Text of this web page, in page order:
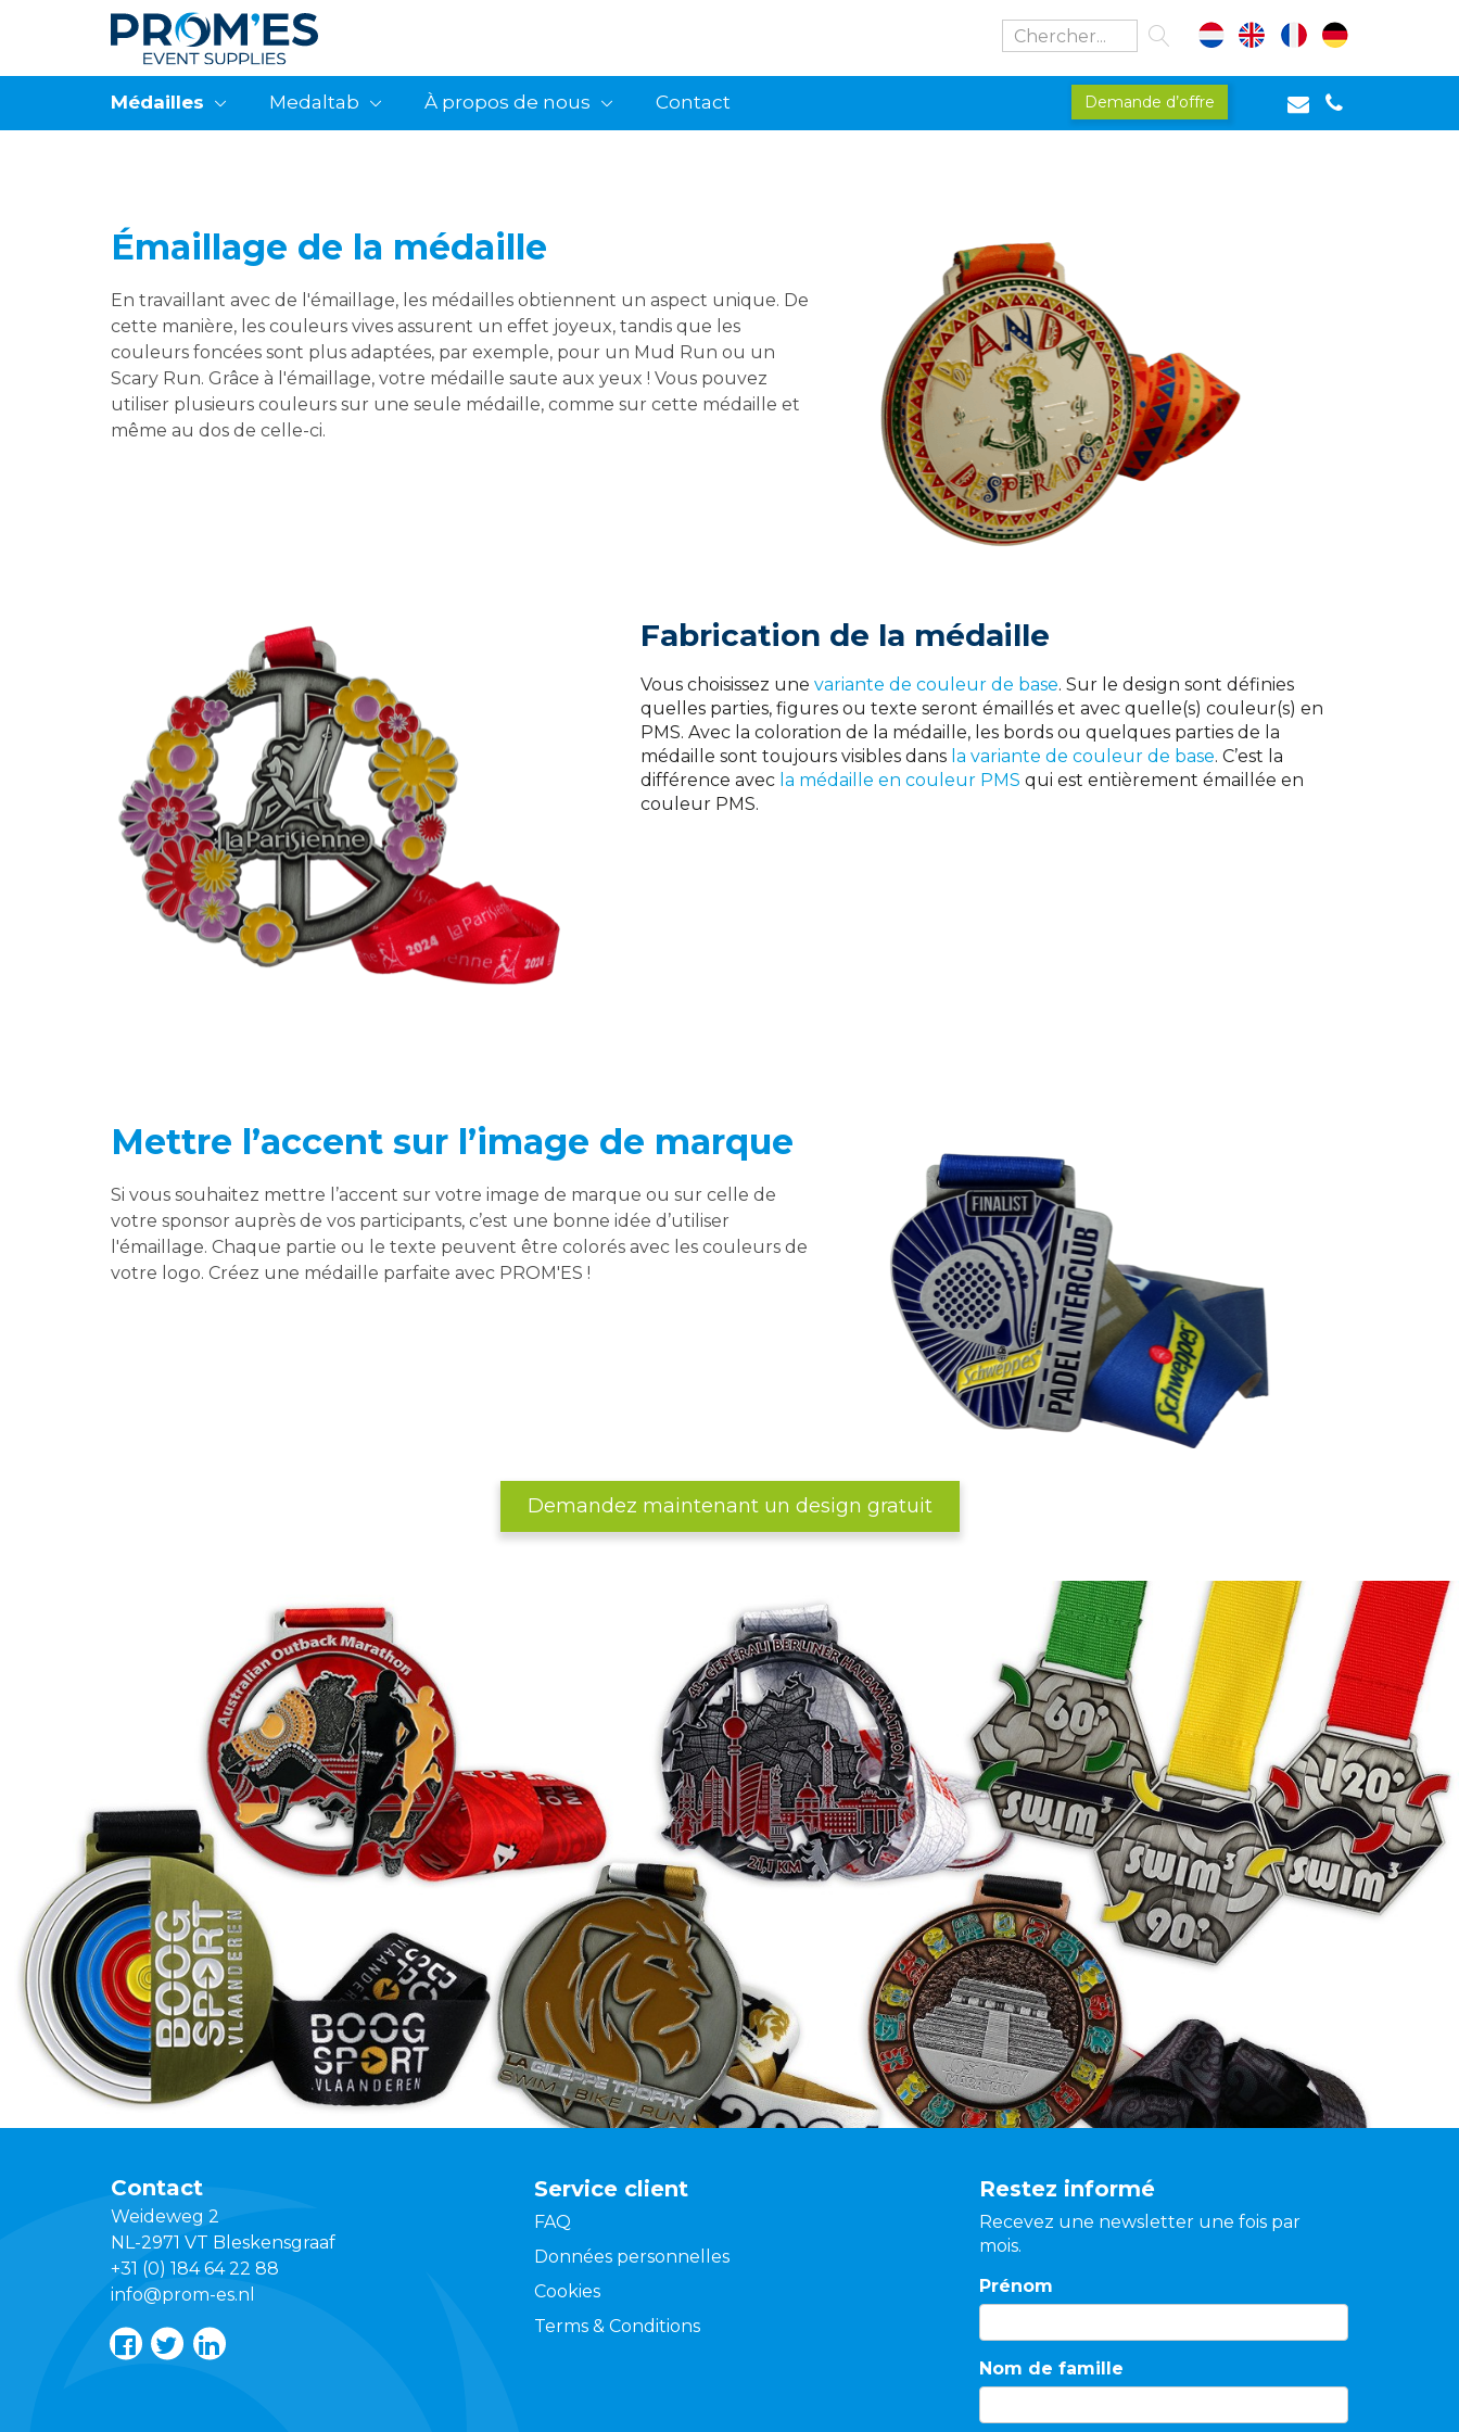
Médailles Medaltab À propos de nous Contact Demande d’offre
Émaillage de la médaille
En travaillant avec de l'émaillage, les médailles obtiennent un aspect unique. De
cette manière, les couleurs vives assurent un effet joyeux, tandis que les
couleurs foncées sont plus adaptées, par exemple, pour un Mud Run ou un
Scary Run. Grâce à l'émaillage, votre médaille saute aux yeux ! Vous pouvez
utiliser plusieurs couleurs sur une seule médaille, comme sur cette médaille et
même au dos de celle-ci.
Fabrication de la médaille
Vous choisissez une variante de couleur de base. Sur le design sont définies
quelles parties, figures ou texte seront émaillés et avec quelle(s) couleur(s) en
PMS. Avec la coloration de la médaille, les bords ou quelques parties de la
médaille sont toujours visibles dans la variante de couleur de base. C’est la
différence avec la médaille en couleur PMS qui est entièrement émaillée en
couleur PMS.
Mettre l’accent sur l’image de marque
Si vous souhaitez mettre l’accent sur votre image de marque ou sur celle de
votre sponsor auprès de vos participants, c’est une bonne idée d’utiliser
l'émaillage. Chaque partie ou le texte peuvent être colorés avec les couleurs de
votre logo. Créez une médaille parfaite avec PROM'ES !
Demandez maintenant un design gratuit
Contact
Weideweg 2
NL-2971 VT Bleskensgraaf
+31 (0) 184 64 22 88
info@prom-es.nl
Service client
FAQ
Données personnelles
Cookies
Terms & Conditions
Restez informé
Recevez une newsletter une fois par
mois.
Prénom
Nom de famille